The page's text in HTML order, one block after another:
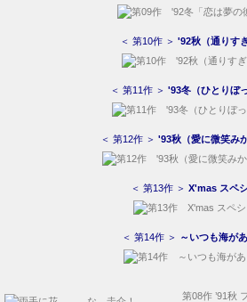
＜ 第10作 ＞ '92秋（通りす
＜ 第11作 ＞ '93冬（ひとりぼ
＜ 第12作 ＞ '93秋（愛に微笑み
＜ 第13作 ＞ X'mas スペ
＜ 第14作 ＞ ～いつも海が
第08作 ’91秋